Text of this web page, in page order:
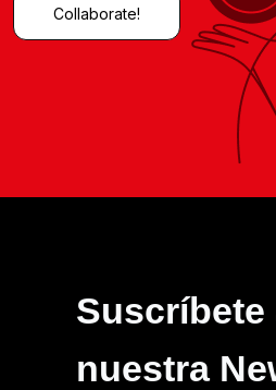
Collaborate!
Suscríbete
nuestra